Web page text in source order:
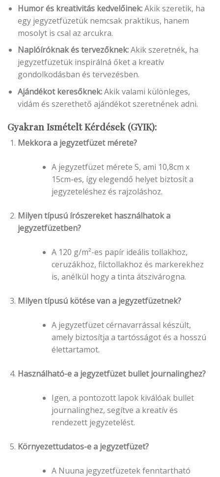
Humor és kreativitás kedvelőinek:Akik szeretik, ha
egy jegyzetfüzetük nemcsak praktikus, hanem
mosolyt is csal az arcukra.
Naplóíróknak és tervezőknek:Akik szeretnék, ha
jegyzetfüzetük inspirálná őket a kreatív
gondolkodásban és tervezésben.
Ajándékot keresőknek:Akik valami különleges,
vidám és szerethető ajándékot szeretnének adni.
Gyakran Ismételt Kérdések (GYIK):
Mekkora a jegyzetfüzet mérete?
A jegyzetfüzet mérete S, ami 10,8cm x
15cm-es, így elegendő helyet biztosít a
jegyzeteléshez és rajzoláshoz.
Milyen típusú írószereket használhatok a
jegyzetfüzetben?
A 120 g/m²-es papír ideális tollakhoz,
ceruzákhoz, filctollakhoz és markerekhez
is, anélkül hogy a tinta átszivárogna.
Milyen típusú kötése van a jegyzetfüzetnek?
A jegyzetfüzet cérnavarrással készült,
amely biztosítja a tartósságot és a hosszú
élettartamot.
Használható-e a jegyzetfüzet bullet journalinghez?
Igen, a pontozott lapok kiválóak bullet
journalinghez, segítve a kreatív és
rendezett jegyzetelést.
Környezettudatos-e a jegyzetfüzet?
A Nuuna jegyzetfüzetek fenntartható